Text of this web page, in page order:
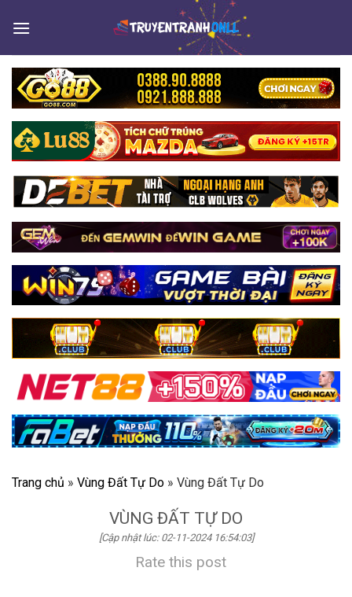
Trang chủ » Vùng Đất Tự Do » Vùng Đất Tự Do
VÙNG ĐẤT TỰ DO
[Cập nhật lúc: 02-11-2024 16:54:03]
Rate this post